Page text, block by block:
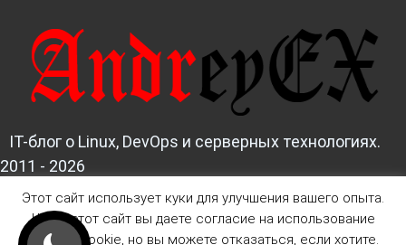
IT-блог о Linux, DevOps и серверных технологиях.
2011 - 2026
Дизайн и верстка:AndreyEx
Этот сайт использует куки для улучшения вашего опыта.
Читая этот сайт вы даете согласие на использование
файлов Cookie, но вы можете отказаться, если хотите.